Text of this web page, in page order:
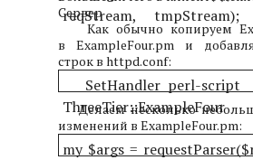
reqStream, tmpStream);
Сервер
Как обычно копируем
в ExampleFour.pm и
строк в httpd.conf:
SetHandler perl-script
ThreeTier::ExampleFour
Делаем несколько
изменений в ExampleFour.pm:
my $args =